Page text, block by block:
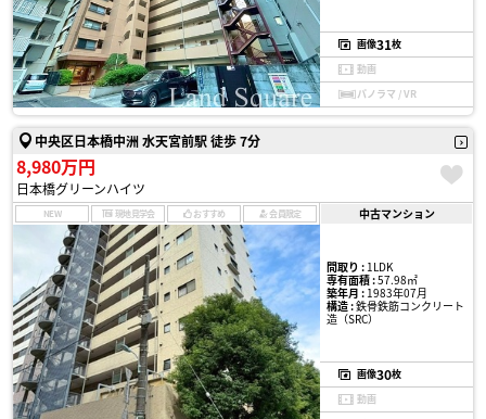
画像31枚
動画
パノラマ / VR
中央区日本橋中洲 水天宮前駅 徒歩 7分
8,980万円
日本橋グリーンハイツ
NEW 現地見学会 おすすめ 会員限定 中古マンション
間取り :1LDK
専有面積 :57.98㎡
築年月 :1983年07月
構造 :鉄骨鉄筋コンクリート
造（SRC）
画像30枚
動画